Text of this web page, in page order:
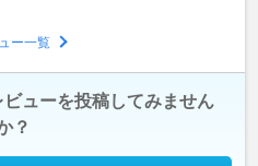
ー一覧
ューを投稿してみません
？